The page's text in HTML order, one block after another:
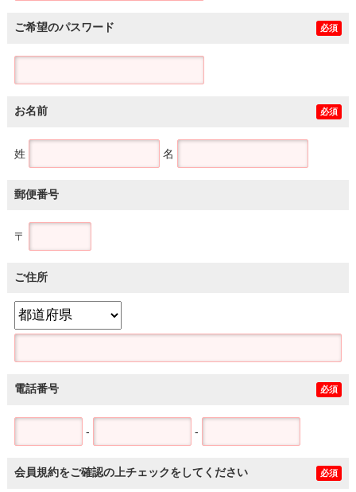
ご希望のパスワード 必須
お名前 必須
姓 名
郵便番号
〒
ご住所
電話番号 必須
- -
会員規約をご確認の上チェックをしてください 必須